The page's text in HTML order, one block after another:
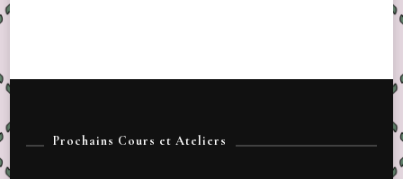
Prochains Cours et Ateliers